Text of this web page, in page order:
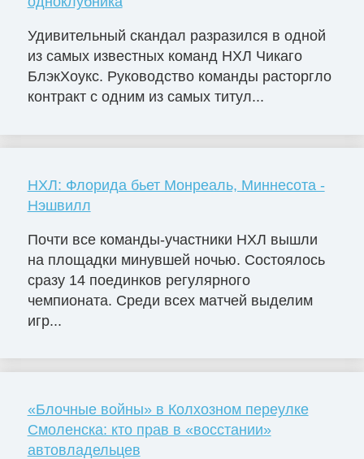
Удивительный скандал разразился в одной
из самых известных команд НХЛ Чикаго
БлэкХоукс. Руководство команды расторгло
контракт с одним из самых титул...
НХЛ: Флорида бьет Монреаль, Миннесота -
Нэшвилл
Почти все команды-участники НХЛ вышли
на площадки минувшей ночью. Состоялось
сразу 14 поединков регулярного
чемпионата. Среди всех матчей выделим
игр...
«Блочные войны» в Колхозном переулке
Смоленска: кто прав в «восстании»
автовладельцев